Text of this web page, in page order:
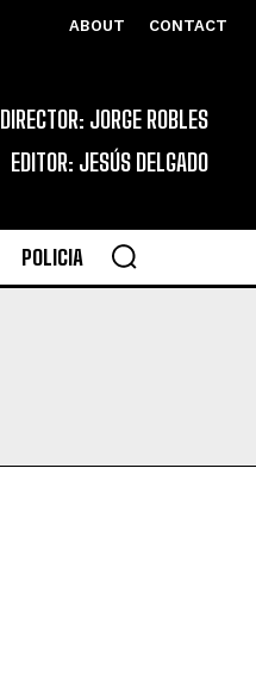
ABOUT CONTACT
DIRECTOR: JORGE ROBLES
EDITOR: JESÚS DELGADO
POLICIA